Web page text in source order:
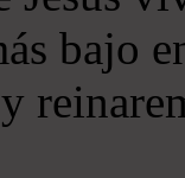
bajo